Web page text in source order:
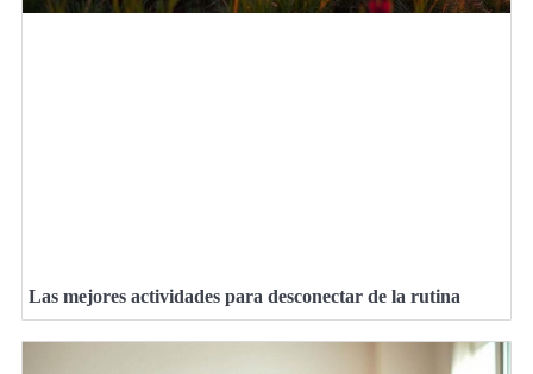
Las mejores actividades para desconectar de la rutina